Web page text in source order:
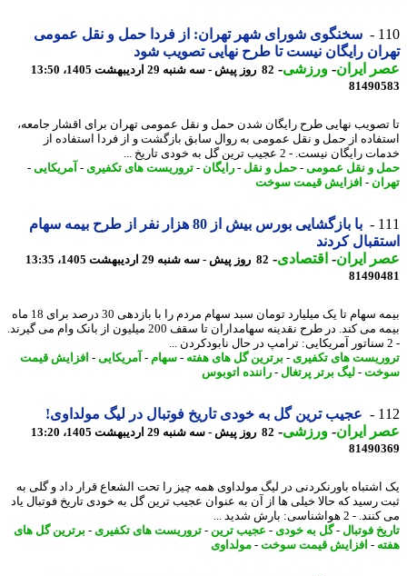
سخنگوی شورای شهر تهران: از فردا حمل و نقل عمومی
رایگان نیست تا طرح نهایی تصویب شود
ایران- ورزشی-82 روز پیش - سه شنبه 29 اردیبهشت 1405، 13:50
نهایی طرح رایگان شدن حمل و نقل عمومی تهران برای اقشار جامعه،
از حمل و نقل عمومی به روال سابق بازگشت و از فردا استفاده از
نیست. - 2 عجیب ترین گل به خودی تاریخ ...
و نقل عمومی-حمل و نقل -رایگان -تروریست های تکفیری- آمریکایی-
- افزایش قیمت سوخت
با بازگشایی بورس بیش از 80 هزار نفر از طرح بیمه سهام
کردند
ایران- اقتصادی-82 روز پیش - سه شنبه 29 اردیبهشت 1405، 13:35
بیمه سهام تا یک میلیارد تومان سبد سهام مردم را با بازدهی 30 درصد برای 18 ماه
بیمه می کند. در طرح نقدینه سهامداران تا سقف 200 میلیون از بانک وام می گیرند.
های تکفیری- برترین گل های هفته-سهام-آمریکایی-افزایش قیمت
-لیگ برتر پرتغال -راننده اتوبوس
عجیب ترین گل به خودی تاریخ فوتبال در لیگ مولداوی!
ایران- ورزشی-82 روز پیش - سه شنبه 29 اردیبهشت 1405، 13:20
باورنکردنی در لیگ مولداوی همه چیز را تحت الشعاع قرار داد و گلی به
رسید که حالا خیلی ها از آن به عنوان عجیب ترین گل به خودی تاریخ فوتبال یاد
هواشناسی: بارش شدید ...
فوتبال-گل به خودی-عجیب ترین- تروریست های تکفیری- برترین گل های
-افزایش قیمت سوخت-مولداوی